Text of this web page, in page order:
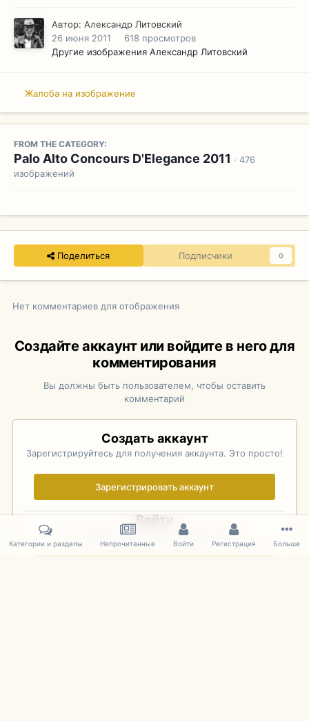
Автор: Александр Литовский
26 июня 2011
618 просмотров
Другие изображения Александр Литовский
Жалоба на изображение
FROM THE CATEGORY:
Palo Alto Concours D'Elegance 2011 · 476
изображений
Поделиться Подписчики 0
Нет комментариев для отображения
Создайте аккаунт или войдите в него для
комментирования
Вы должны быть пользователем, чтобы оставить
комментарий
Создать аккаунт
Зарегистрируйтесь для получения аккаунта. Это просто!
Зарегистрировать аккаунт
Войти
Уже зарегистрированы? Войдите здесь.
Категории и разделы Непрочитанные Войти Регистрация Больше